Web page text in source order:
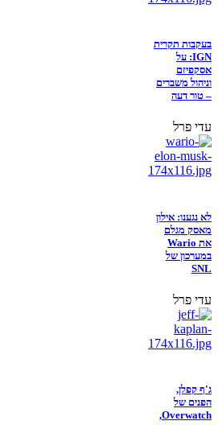
בעקבות תקרית
IGN: על
אסקפיזם
וניהול משברים
– טור דעה
עדי פרל
לא נגענו: אילון
מאסק מגלם
את Wario
במערכון של
SNL
עדי פרל
ג'ף קפלן,
הפנים של
Overwatch,